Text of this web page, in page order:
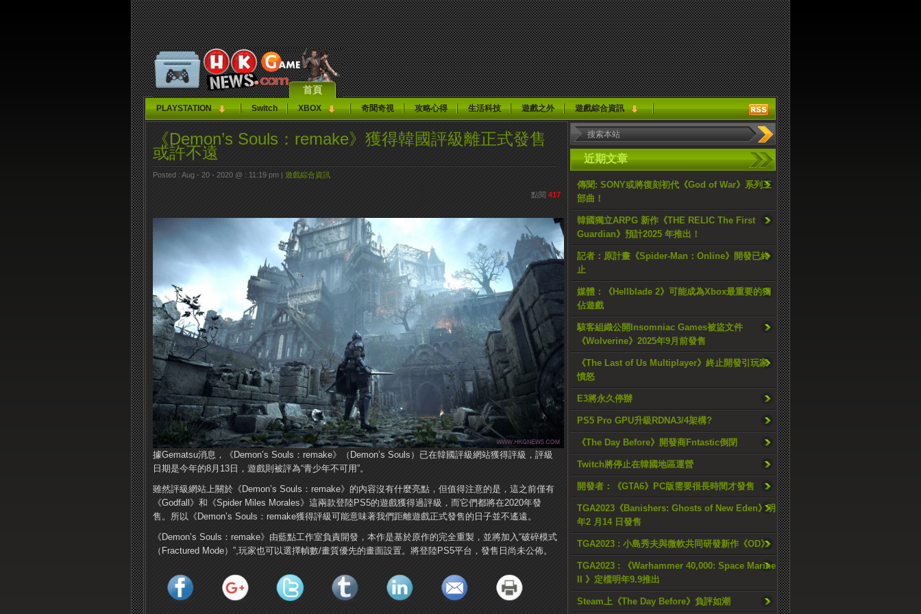
首頁
PLAYSTATION Switch XBOX 奇聞奇視 攻略心得 生活科技 遊戲之外 遊戲綜合資訊
近期文章
傳聞: SONY或將復刻初代《God of War》系列三
部曲！
韓國獨立ARPG 新作《THE RELIC The First
Guardian》預計2025 年推出！
記者：原計畫《Spider-Man：Online》開發已終
止
媒體：《Hellblade 2》可能成為Xbox最重要的獨
佔遊戲
駭客組織公開Insomniac Games被盜文件
《Wolverine》2025年9月前發售
《The Last of Us Multiplayer》終止開發引玩家
憤怒
E3將永久停辦
PS5 Pro GPU升級RDNA3/4架構?
《The Day Before》開發商Fntastic倒閉
Twitch將停止在韓國地區運營
開發者：《GTA6》PC版需要很長時間才發售
TGA2023《Banishers: Ghosts of New Eden》明
年2 月14 日發售
TGA2023 : 小島秀夫與微軟共同研發新作《OD》
TGA2023 : 《Warhammer 40,000: Space Marine
II 》定檔明年9.9推出
Steam上《The Day Before》負評如潮
《Demon’s Souls：remake》獲得韓國評級離正式發售
或許不遠
Posted : Aug - 20 - 2020 @ : 11:19 pm | 遊戲綜合資訊
點閱 417
據Gematsu消息，《Demon’s Souls：remake》（Demon’s Souls）已在韓國評級網站獲得評級，評級
日期是今年的8月13日，遊戲則被評為“青少年不可用”。
雖然評級網站上關於《Demon’s Souls：remake》的內容沒有什麼亮點，但值得注意的是，這之前僅有
《Godfall》和《Spider Miles Morales》這兩款登陸PS5的遊戲獲得過評級，而它們都將在2020年發
售。所以《Demon’s Souls：remake獲得評級可能意味著我們距離遊戲正式發售的日子並不遙遠。
《Demon’s Souls：remake》由藍點工作室負責開發，本作是基於原作的完全重製，並將加入“破碎模式
（Fractured Mode）”,玩家也可以選擇幀數/畫質優先的畫面設置。將登陸PS5平台，發售日尚未公佈。